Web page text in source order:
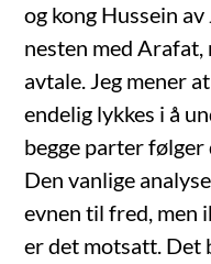
og kong Hussein
nesten med
avtale. Jeg mener
endelig lykkes i å
begge parter følger
Den vanlige
evnen til fred, men
er det motsatt. Det